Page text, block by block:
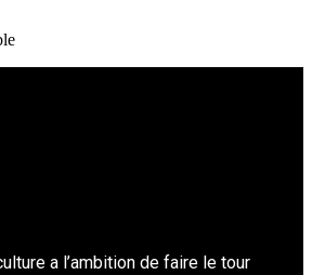
a l’ambition de faire le tour